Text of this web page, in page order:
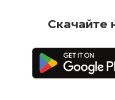
Скачайте